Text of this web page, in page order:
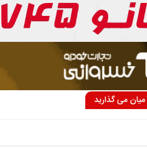
میان می گذارید